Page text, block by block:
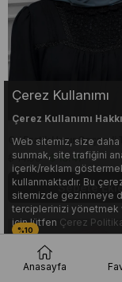
$ 13.41
$ 14.90
Sepete
Çerez Kullanımı
Çerez Kullanımı
Web sitemiz, size
sunmak, site trafiğini
içerik/reklam
kullanmaktadır. Bu
sitemizde gezinmeye
terciplerinizi yönetmek
için lütfen Çerez
Anasayfa